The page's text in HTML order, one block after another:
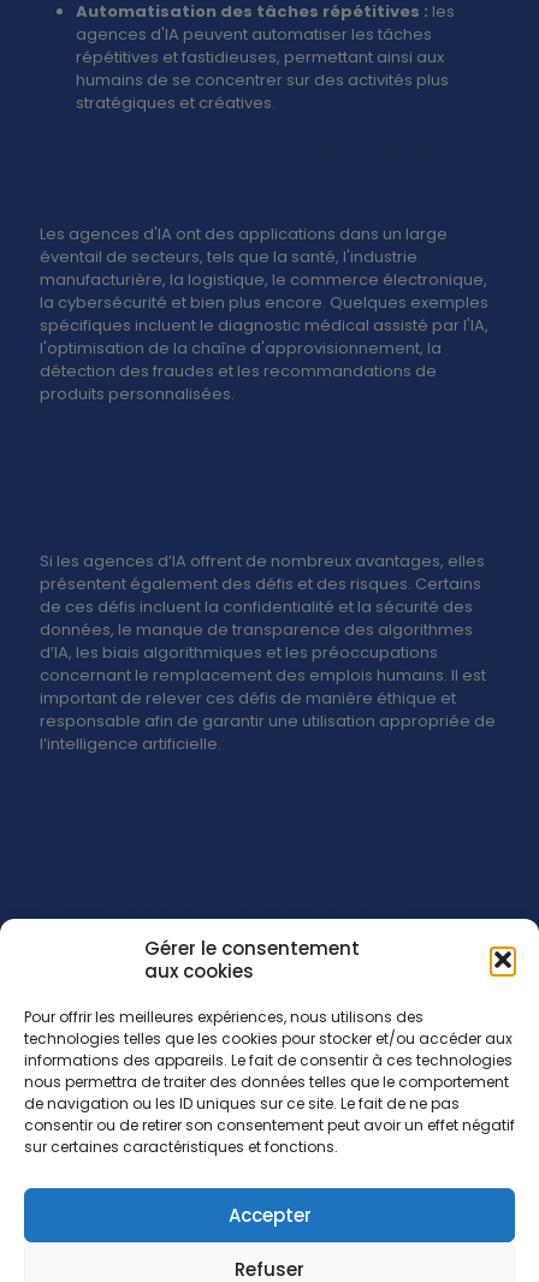
Gérer le consentement
aux cookies
Pour offrir les meilleures expériences, nous utilisons des
technologies telles que les cookies pour stocker et/ou accéder aux
informations des appareils. Le fait de consentir à ces technologies
nous permettra de traiter des données telles que le comportement
de navigation ou les ID uniques sur ce site. Le fait de ne pas
consentir ou de retirer son consentement peut avoir un effet négatif
sur certaines caractéristiques et fonctions.
Accepter
Refuser
Automatisation des tâches répétitives : les
agences d'IA peuvent automatiser les tâches
répétitives et fastidieuses, permettant ainsi aux
humains de se concentrer sur des activités plus
stratégiques et créatives.
Les agences d'IA ont des applications dans un large
éventail de secteurs, tels que la santé, l'industrie
manufacturière, la logistique, le commerce électronique,
la cybersécurité et bien plus encore. Quelques exemples
spécifiques incluent le diagnostic médical assisté par l'IA,
l'optimisation de la chaîne d'approvisionnement, la
détection des fraudes et les recommandations de
produits personnalisées.
Si les agences d’IA offrent de nombreux avantages, elles
présentent également des défis et des risques. Certains
de ces défis incluent la confidentialité et la sécurité des
données, le manque de transparence des algorithmes
d’IA, les biais algorithmiques et les préoccupations
concernant le remplacement des emplois humains. Il est
important de relever ces défis de manière éthique et
responsable afin de garantir une utilisation appropriée de
l’intelligence artificielle.
Les entreprises souhaitant tirer parti des services d’une
agence d’IA peuvent chercher à collaborer avec des
besoins et leurs objectifs commerciaux. Nous pouvons
vous aider à concevoir des solutions d'IA personnalisées,
à mettre en œuvre des systèmes d'IA et à fournir un
soutien continu pour garantir une utilisation efficace de
l'intelligence artificielle dans l'organisation.